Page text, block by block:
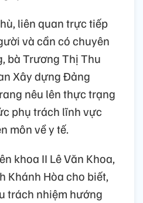
liên quan trực tiếp
và cần có chuyên
bà Trương Thị Thu
Xây dựng Đảng
nêu lên thực trạng
phụ trách lĩnh vực
môn về y tế.
khoa II Lê Văn Khoa,
Khánh Hòa cho biết,
trách nhiệm hướng